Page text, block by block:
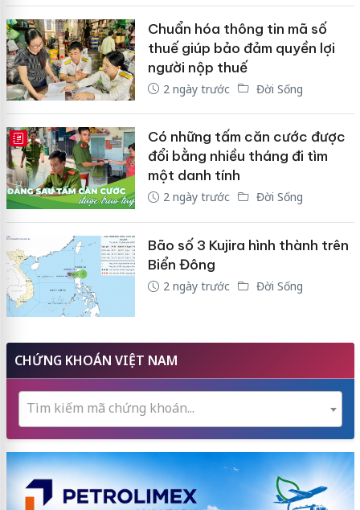
Chuẩn hóa thông tin mã số
thuế giúp bảo đảm quyền lợi
người nộp thuế
2 ngày trước Đời Sống
E-MAGAZINE
Có những tấm căn cước được
đổi bằng nhiều tháng đi tìm
một danh tính
2 ngày trước Đời Sống
Bão số 3 Kujira hình thành trên
Biển Đông
2 ngày trước Đời Sống
CHỨNG KHOÁN VIỆT NAM
Tìm kiếm mã chứng khoán...